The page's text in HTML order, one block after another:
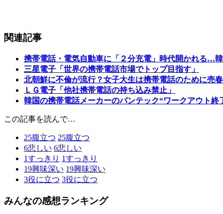
関連記事
携帯電話・電気自動車に「２分充電」時代開かれる…
三星電子「世界の携帯電話市場でトップ目指す」
北朝鮮に不倫が流行？女子大生は携帯電話のために売
ＬＧ電子「他社携帯電話の持ち込み禁止」
韓国の携帯電話メーカーのパンテック“ワークアウト終
この記事を読んで…
25腹立つ 25腹立つ
6悲しい 6悲しい
1すっきり 1すっきり
19興味深い 19興味深い
3役に立つ 3役に立つ
みんなの感想ランキング